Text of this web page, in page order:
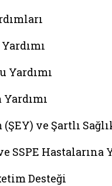
Yardımı
ve Şartlı
SSPE Hastalarına
Desteği